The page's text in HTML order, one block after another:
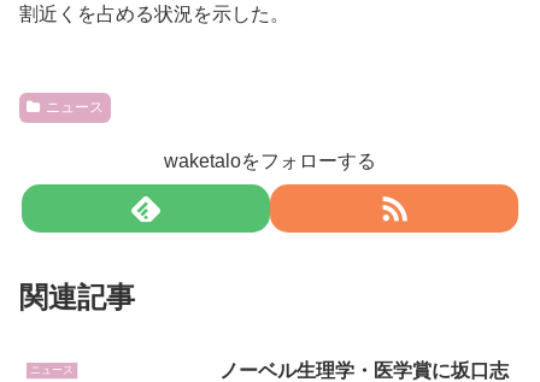
割近くを占める状況を示した。
ニュース
waketaloをフォローする
関連記事
ニュース
ノーベル生理学・医学賞に坂口志